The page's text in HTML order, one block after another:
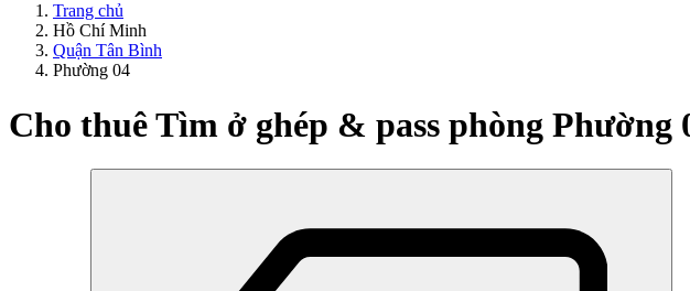
Trang chủ
Hồ Chí Minh
Quận Tân Bình
Phường 04
Cho thuê Tìm ở ghép & pass phòng Phường